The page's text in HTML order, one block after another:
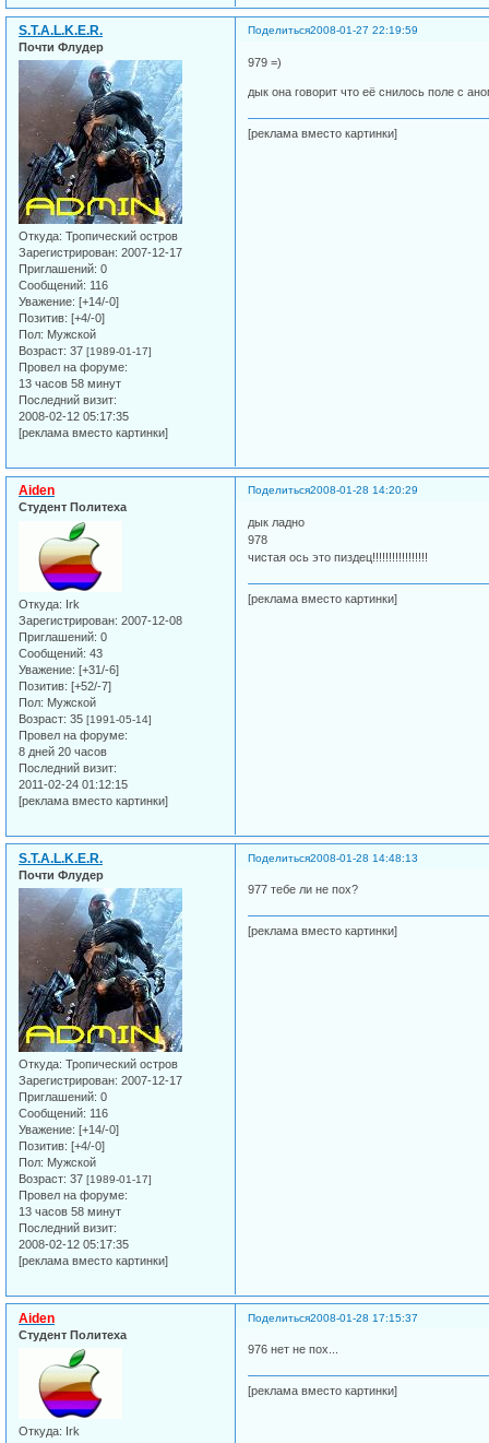
Поделиться2008-01-27 22:19:59
S.T.A.L.K.E.R.
Почти Флудер
Откуда: Тропический остров
Зарегистрирован: 2007-12-17
Приглашений: 0
Сообщений: 116
Уважение: [+14/-0]
Позитив: [+4/-0]
Пол: Мужской
Возраст: 37 [1989-01-17]
Провел на форуме:
13 часов 58 минут
Последний визит:
2008-02-12 05:17:35
[реклама вместо картинки]
979 =)
дык она говорит что её снилось поле с
[реклама вместо картинки]
Поделиться2008-01-28 14:20:29
Aiden
Студент Политеха
Откуда: Irk
Зарегистрирован: 2007-12-08
Приглашений: 0
Сообщений: 43
Уважение: [+31/-6]
Позитив: [+52/-7]
Пол: Мужской
Возраст: 35 [1991-05-14]
Провел на форуме:
8 дней 20 часов
Последний визит:
2011-02-24 01:12:15
[реклама вместо картинки]
дык ладно
978
чистая ось это пиздец!!!!!!!!!!!!!!!!!
[реклама вместо картинки]
Поделиться2008-01-28 14:48:13
S.T.A.L.K.E.R.
Почти Флудер
Откуда: Тропический остров
Зарегистрирован: 2007-12-17
Приглашений: 0
Сообщений: 116
Уважение: [+14/-0]
Позитив: [+4/-0]
Пол: Мужской
Возраст: 37 [1989-01-17]
Провел на форуме:
13 часов 58 минут
Последний визит:
2008-02-12 05:17:35
[реклама вместо картинки]
977 тебе ли не пох?
[реклама вместо картинки]
Поделиться2008-01-28 17:15:37
Aiden
Студент Политеха
Откуда: Irk
976 нет не пох...
[реклама вместо картинки]